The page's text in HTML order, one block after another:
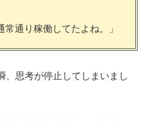
常通り稼働してたよね。」
、思考が停止してしまいまし